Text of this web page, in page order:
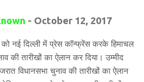
- October 12, 2017
नई दिल्ली में प्रेस कॉन्फ्रेंस करके हिमाचल
की तारीखों का ऐलान कर दिया। उम्मीद
विधानसभा चुनाव की तारीखों का ऐलान